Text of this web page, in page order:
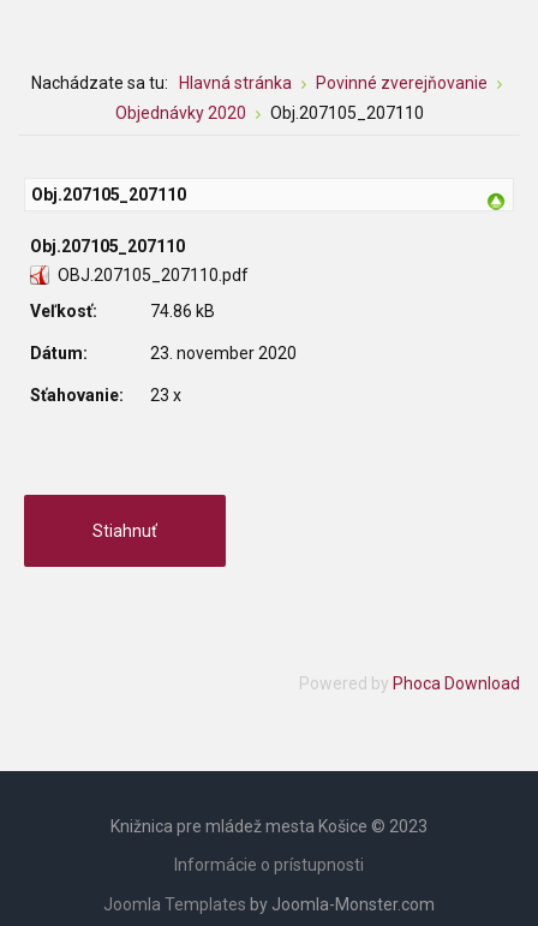
Nachádzate sa tu: Hlavná stránka
Povinné zverejňovanie
Objednávky 2020
Obj.207105_207110
Obj.207105_207110
Obj.207105_207110
OBJ.207105_207110.pdf
Veľkosť:
74.86 kB
Dátum: 23. november 2020
Sťahovanie: 23 x
Powered by Phoca Download
Knižnica pre mládež mesta Košice © 2023
Informácie o prístupnosti
Joomla Templates by Joomla-Monster.com